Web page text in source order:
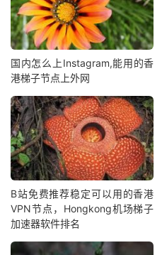
国内怎么上Instagram,能用的香
港梯子节点上外网
B站免费推荐稳定可以用的香港
VPN节点，Hongkong机场梯子
加速器软件排名